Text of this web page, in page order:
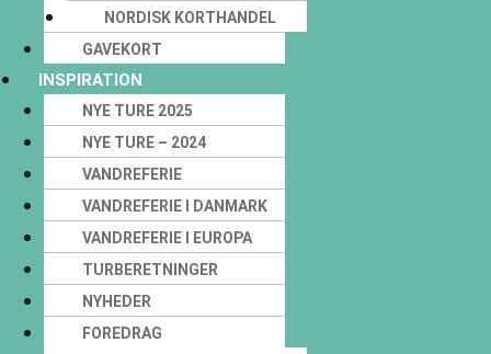
NORDISK KORTHANDEL
GAVEKORT
INSPIRATION
NYE TURE 2025
NYE TURE – 2024
VANDREFERIE
VANDREFERIE I DANMARK
VANDREFERIE I EUROPA
TURBERETNINGER
NYHEDER
FOREDRAG